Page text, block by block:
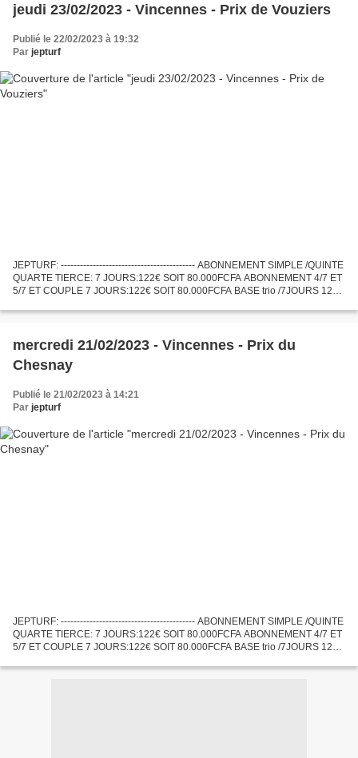
jeudi 23/02/2023 - Vincennes - Prix de Vouziers
Publié le 22/02/2023 à 19:32
Par jepturf
JEPTURF: ------------------------------------------ ABONNEMENT SIMPLE /QUINTE
QUARTE TIERCE: 7 JOURS:122€ SOIT 80.000FCFA ABONNEMENT 4/7 ET
5/7 ET COUPLE 7 JOURS:122€ SOIT 80.000FCFA BASE trio /7JOURS 122€
mercredi 21/02/2023 - Vincennes - Prix du
Chesnay
Publié le 21/02/2023 à 14:21
Par jepturf
JEPTURF: ------------------------------------------ ABONNEMENT SIMPLE /QUINTE
QUARTE TIERCE: 7 JOURS:122€ SOIT 80.000FCFA ABONNEMENT 4/7 ET
5/7 ET COUPLE 7 JOURS:122€ SOIT 80.000FCFA BASE trio /7JOURS 122€